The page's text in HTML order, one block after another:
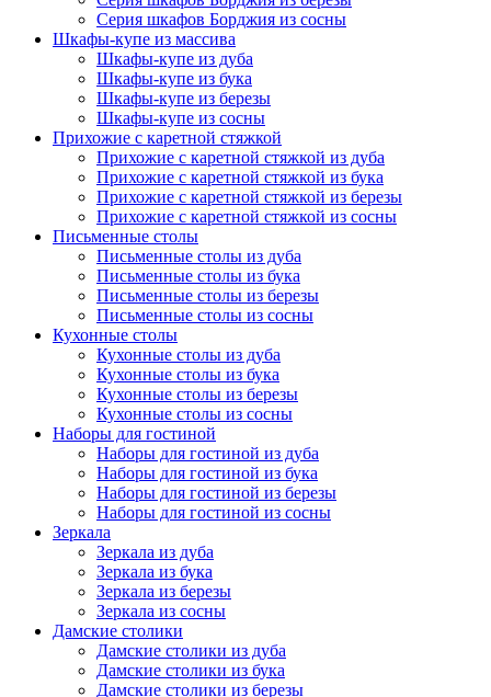
Серия шкафов Борджия из сосны
Шкафы-купе из массива
Шкафы-купе из дуба
Шкафы-купе из бука
Шкафы-купе из березы
Шкафы-купе из сосны
Прихожие с каретной стяжкой
Прихожие с каретной стяжкой из дуба
Прихожие с каретной стяжкой из бука
Прихожие с каретной стяжкой из березы
Прихожие с каретной стяжкой из сосны
Письменные столы
Письменные столы из дуба
Письменные столы из бука
Письменные столы из березы
Письменные столы из сосны
Кухонные столы
Кухонные столы из дуба
Кухонные столы из бука
Кухонные столы из березы
Кухонные столы из сосны
Наборы для гостиной
Наборы для гостиной из дуба
Наборы для гостиной из бука
Наборы для гостиной из березы
Наборы для гостиной из сосны
Зеркала
Зеркала из дуба
Зеркала из бука
Зеркала из березы
Зеркала из сосны
Дамские столики
Дамские столики из дуба
Дамские столики из бука
Дамские столики из березы